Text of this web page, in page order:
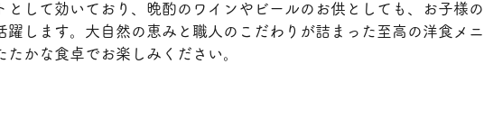
として効いており、晩酌のワインやビールのお供としても、お子様の
躍します。大自然の恵みと職人のこだわりが詰まった至高の洋食メニ
たかな食卓でお楽しみください。